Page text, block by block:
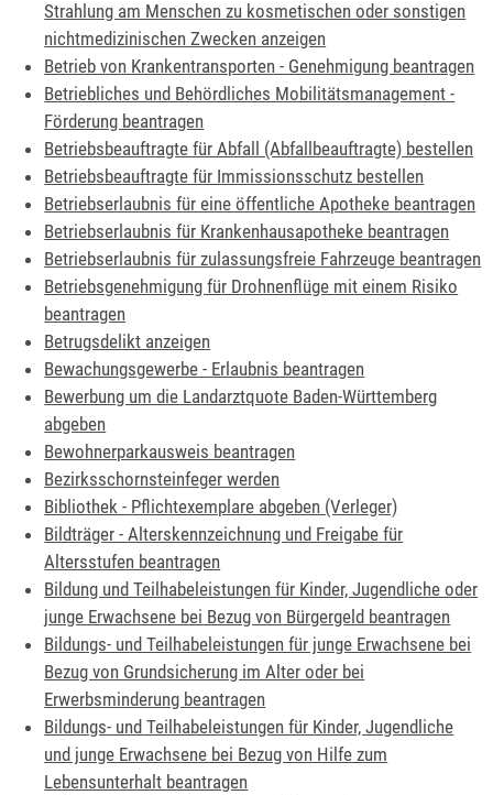
Strahlung am Menschen zu kosmetischen oder sonstigen
nichtmedizinischen Zwecken anzeigen
Betrieb von Krankentransporten - Genehmigung beantragen
Betriebliches und Behördliches Mobilitätsmanagement -
Förderung beantragen
Betriebsbeauftragte für Abfall (Abfallbeauftragte) bestellen
Betriebsbeauftragte für Immissionsschutz bestellen
Betriebserlaubnis für eine öffentliche Apotheke beantragen
Betriebserlaubnis für Krankenhausapotheke beantragen
Betriebserlaubnis für zulassungsfreie Fahrzeuge beantragen
Betriebsgenehmigung für Drohnenflüge mit einem Risiko
beantragen
Betrugsdelikt anzeigen
Bewachungsgewerbe - Erlaubnis beantragen
Bewerbung um die Landarztquote Baden-Württemberg
abgeben
Bewohnerparkausweis beantragen
Bezirksschornsteinfeger werden
Bibliothek - Pflichtexemplare abgeben (Verleger)
Bildträger - Alterskennzeichnung und Freigabe für
Altersstufen beantragen
Bildung und Teilhabeleistungen für Kinder, Jugendliche oder
junge Erwachsene bei Bezug von Bürgergeld beantragen
Bildungs- und Teilhabeleistungen für junge Erwachsene bei
Bezug von Grundsicherung im Alter oder bei
Erwerbsminderung beantragen
Bildungs- und Teilhabeleistungen für Kinder, Jugendliche
und junge Erwachsene bei Bezug von Hilfe zum
Lebensunterhalt beantragen